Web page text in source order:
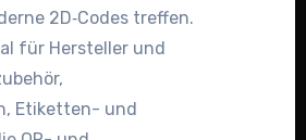
2D‑Codes treffen.
für Hersteller und
Etiketten- und